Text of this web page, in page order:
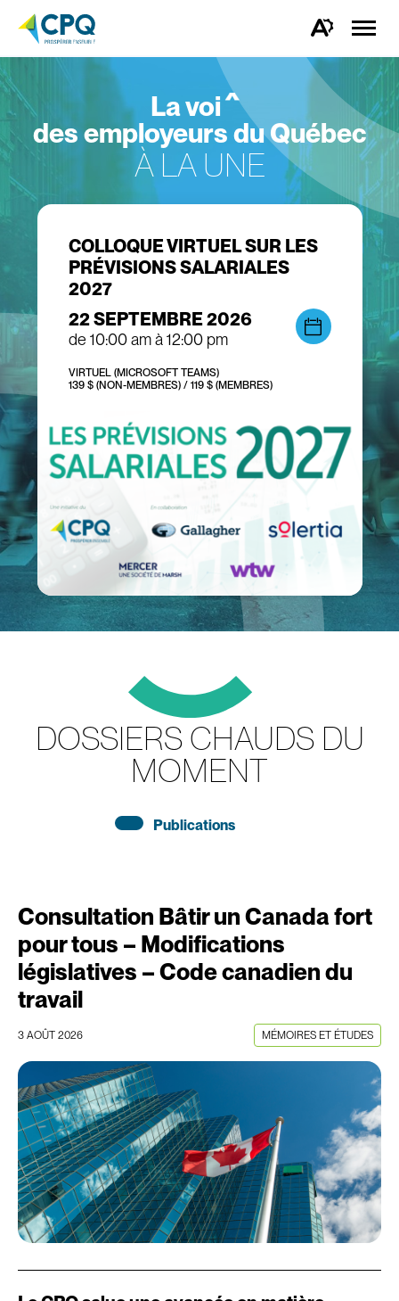
Ouvrez
barre
d'accessibilité.
la
site
La voi
x
e
des employeurs du Québec
À LA UNE
COLLOQUE VIRTUEL SUR LES
PRÉVISIONS SALARIALES
2027
22 SEPTEMBRE 2026
de 10:00 am à 12:00 pm
VIRTUEL (MICROSOFT TEAMS)
139 $ (NON-MEMBRES) / 119 $ (MEMBRES)
DOSSIERS CHAUDS DU
MOMENT
Publications
Consultation Bâtir un Canada fort
pour tous – Modifications
législatives – Code canadien du
travail
3 AOÛT 2026 MÉMOIRES ET ÉTUDES